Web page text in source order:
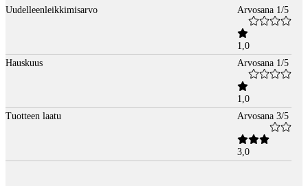
Uudelleenleikkimisarvo Arvosana 1/5
1,0
Hauskuus
Arvosana 1/5
1,0
Tuotteen laatu
Arvosana 3/5
3,0